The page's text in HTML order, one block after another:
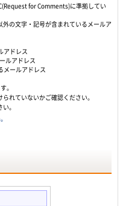
for Comments)に準拠してい
の文字・記号が含まれているメールア
アドレス
ルアドレス
メールアドレス
。
れていないかご確認ください。
。